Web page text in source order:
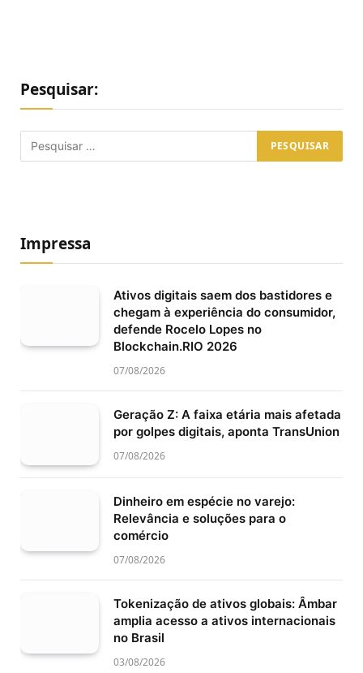
Pesquisar:
Impressa
Ativos digitais saem dos bastidores e
chegam à experiência do consumidor,
defende Rocelo Lopes no
Blockchain.RIO 2026
07/08/2026
Geração Z: A faixa etária mais afetada
por golpes digitais, aponta TransUnion
07/08/2026
Dinheiro em espécie no varejo:
Relevância e soluções para o
comércio
07/08/2026
Tokenização de ativos globais: Âmbar
amplia acesso a ativos internacionais
no Brasil
03/08/2026